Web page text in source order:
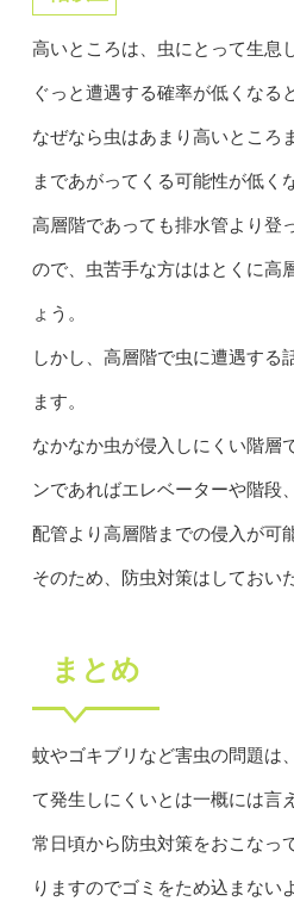
高いところは、虫にとって生息
ぐっと遭遇する確率が低くなる
なぜなら虫はあまり高いところ
まであがってくる可能性が低く
高層階であっても排水管より登
ので、虫苦手な方ははとくに高
ょう。
しかし、高層階で虫に遭遇する
ます。
なかなか虫が侵入しにくい階層
ンであればエレベーターや階段
配管より高層階までの侵入が可
そのため、防虫対策はしておい
まとめ
蚊やゴキブリなど害虫の問題は
て発生しにくいとは一概には言
常日頃から防虫対策をおこなっ
りますのでゴミをため込まない